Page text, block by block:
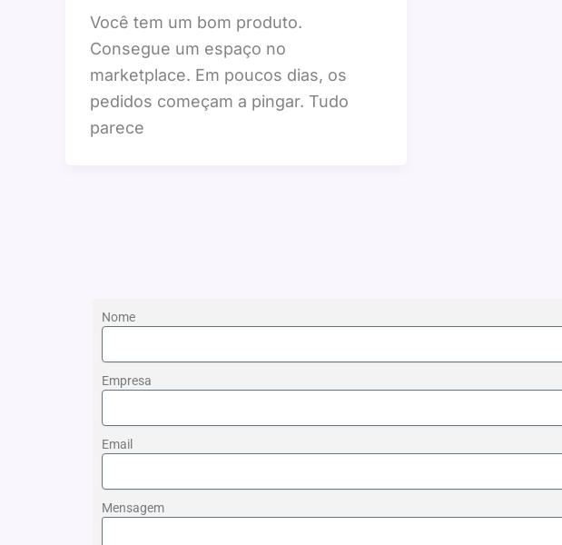
Você tem um bom produto.
Consegue um espaço no
marketplace. Em poucos dias, os
pedidos começam a pingar. Tudo
parece
Nome
Empresa
Email
Mensagem